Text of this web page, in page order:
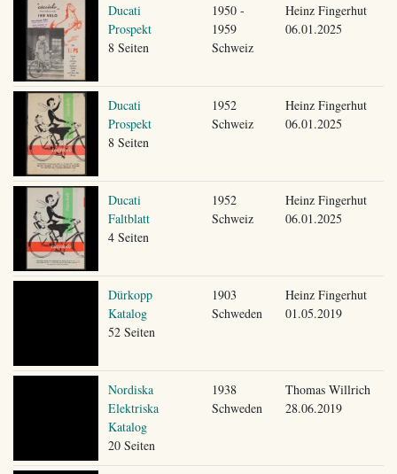
Ducati
Prospekt
8 Seiten
1950 -
1959
Schweiz
Heinz Fingerhut
06.01.2025
Ducati
Prospekt
8 Seiten
1952
Schweiz
Heinz Fingerhut
06.01.2025
Ducati
Faltblatt
4 Seiten
1952
Schweiz
Heinz Fingerhut
06.01.2025
Dürkopp
Katalog
52 Seiten
1903
Schweden
Heinz Fingerhut
01.05.2019
Nordiska
Elektriska
Katalog
20 Seiten
1938
Schweden
Thomas Willrich
28.06.2019